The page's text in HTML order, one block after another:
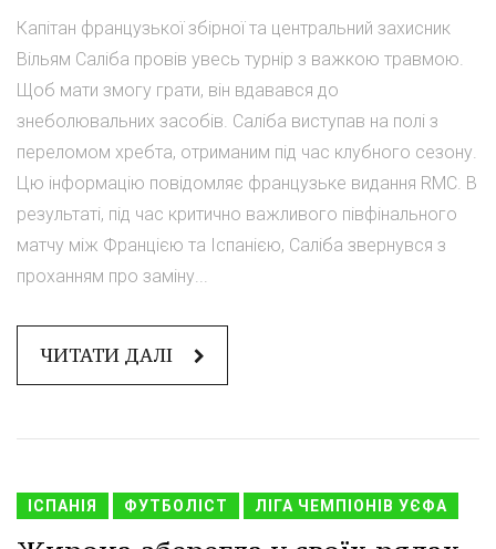
Капітан французької збірної та центральний захисник
Вільям Саліба провів увесь турнір з важкою травмою.
Щоб мати змогу грати, він вдавався до
знеболювальних засобів. Саліба виступав на полі з
переломом хребта, отриманим під час клубного сезону.
Цю інформацію повідомляє французьке видання RMC. В
результаті, під час критично важливого півфінального
матчу між Францією та Іспанією, Саліба звернувся з
проханням про заміну...
ЧИТАТИ ДАЛІ
ІСПАНІЯ ФУТБОЛІСТ ЛІГА ЧЕМПІОНІВ УЄФА